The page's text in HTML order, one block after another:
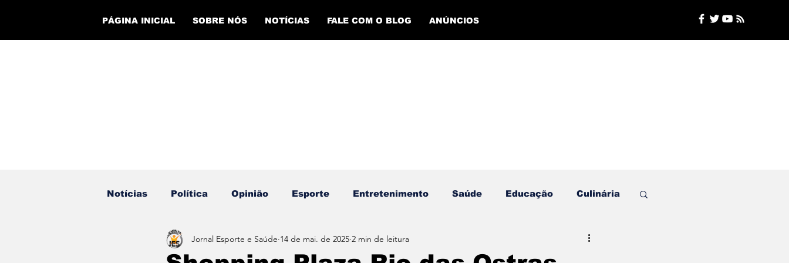
PÁGINA INICIAL SOBRE NÓS NOTÍCIAS FALE COM O BLOG ANÚNCIOS
Notícias Política Opinião Esporte Entretenimento Saúde Educação Culinária
Eventos Cursos Evento Esportivo Economia Plantão de Polícia
Jornal Esporte e Saúde 14 de mai. de 2025 2 min de leitura